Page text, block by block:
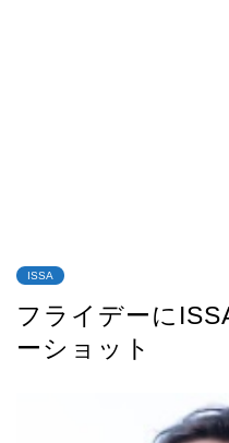
ISSA
フライデーに
ーショット